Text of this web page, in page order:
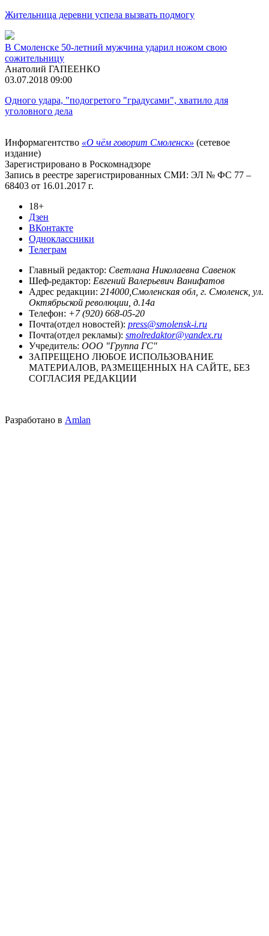
Жительница деревни успела вызвать подмогу
В Смоленске 50-летний мужчина ударил ножом свою
сожительницу
Анатолий ГАПЕЕНКО
03.07.2018 09:00
Одного удара, "подогретого "градусами", хватило для
уголовного дела
Информагентство «О чём говорит Смоленск» (сетевое
издание)
Зарегистрировано в Роскомнадзоре
Запись в реестре зарегистрированных СМИ: ЭЛ № ФС 77 –
68403 от 16.01.2017 г.
18+
Дзен
ВКонтакте
Одноклассники
Телеграм
Главный редактор: Светлана Николаевна Савенок
Шеф-редактор: Евгений Валерьевич Ванифатов
Адрес редакции: 214000,Смоленская обл, г. Смоленск, ул.
Октябрьской революции, д.14а
Телефон: +7 (920) 668-05-20
Почта(отдел новостей): press@smolensk-i.ru
Почта(отдел рекламы): smolredaktor@yandex.ru
Учредитель: ООО "Группа ГС"
ЗАПРЕЩЕНО ЛЮБОЕ ИСПОЛЬЗОВАНИЕ
МАТЕРИАЛОВ, РАЗМЕЩЕННЫХ НА САЙТЕ, БЕЗ
СОГЛАСИЯ РЕДАКЦИИ
Разработано в Amlan